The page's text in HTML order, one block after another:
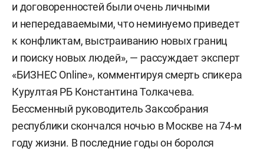
и договоренностей были очень личными
и непередаваемыми, что неминуемо приведет
к конфликтам, выстраиванию новых границ
и поиску новых людей», — рассуждает эксперт
«БИЗНЕС Online», комментируя смерть спикера
Курултая РБ Константина Толкачева.
Бессменный руководитель Заксобрания
республики скончался ночью в Москве на 74-м
году жизни. В последние годы он боролся